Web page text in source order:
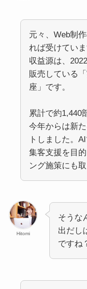
元々、Web制
れば受けてい
収益源は、
販売している
座」です。
累計で約1,440
今年からは新
トしました。
集客支援を目
ング施策にも
Hitomi
そうな
出だし
ですね